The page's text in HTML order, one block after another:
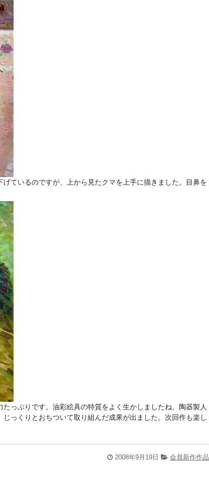
ているのですが、上から見たクマを上手に描きました。目鼻を
っぷりです。油彩絵具の特質をよく生かしましたね。陶器製人
っくりとおちついて取り組んだ成果が出ました。次回作も楽し
2008年9月19日 会員新作作品